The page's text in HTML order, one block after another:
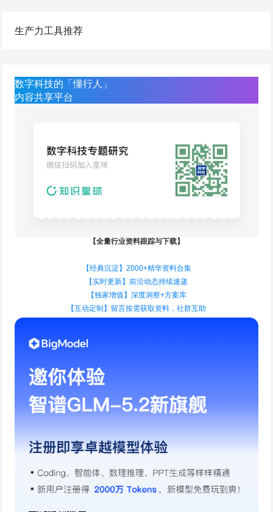
生产力工具推荐
数字科技的「懂行人」
内容共享平台
【全量行业资料跟踪与下载】
【经典沉淀】2000+精华资料合集
【实时更新】前沿动态持续速递
【独家增值】深度洞察+方案库
【互动定制】留言按需获取资料，社群互助